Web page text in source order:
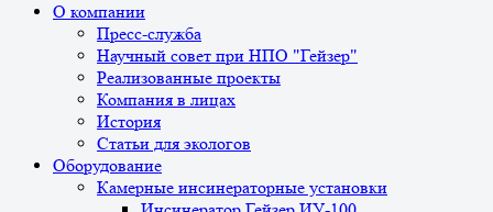
О компании
Пресс-служба
Научный совет при НПО "Гейзер"
Реализованные проекты
Компания в лицах
История
Статьи для экологов
Оборудование
Камерные инсинераторные установки